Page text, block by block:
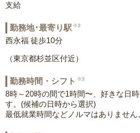
支給
勤務地･最寄り駅 ※2
西永福 徒歩10分
（東京都杉並区付近）
勤務時間・シフト ※3
8時～20時の間で1時間〜、好きな日
す。(候補の日時から選択)
最低就業時間などノルマはありません